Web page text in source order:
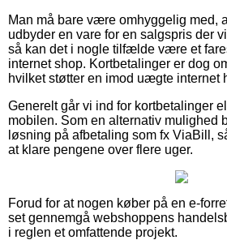
Man må bare være omhyggelig med,
udbyder en vare for en salgspris der
så kan det i nogle tilfælde være et
internet shop. Kortbetalinger er dog
hvilket støtter en imod uægte internet
Generelt går vi ind for kortbetalinger
mobilen. Som en alternativ mulighed
løsning på afbetaling som fx ViaBill,
at klare pengene over flere uger.
Forud for at nogen køber på en e-
set gennemgå webshoppens
i reglen et omfattende projekt.